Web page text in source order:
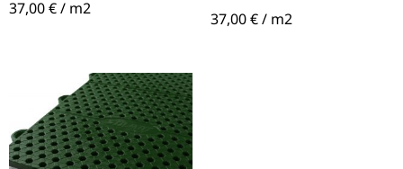
37,00€/ m2
37,00€/ m2